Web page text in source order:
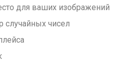
для ваших изображений
чисел